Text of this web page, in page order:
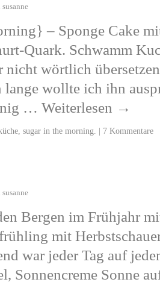
susanne
– Sponge Cake
Quark. Schwamm
nicht wörtlich
lange wollte ich ihn
… Weiterlesen →
sugar in the morning. | 7 Kommentare
susanne
Bergen im Frühjahr
mit
war jeder Tag auf
Sonnencreme Sonne